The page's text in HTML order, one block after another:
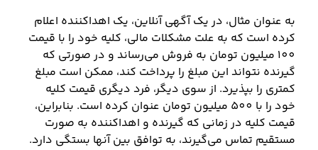
به عنوان مثال، در یک آگهی آنلاین، یک اهداکننده اعلام
کرده است که به علت مشکلات مالی، کلیه خود را با قیمت
100 میلیون تومان به فروش می‌رساند و در صورتی که
گیرنده نتواند این مبلغ را پرداخت کند، ممکن است مبلغ
کمتری را بپذیرد. از سوی دیگر، فرد دیگری قیمت کلیه
خود را با 500 میلیون تومان عنوان کرده است. بنابراین،
قیمت کلیه در زمانی که گیرنده و اهداکننده به صورت
مستقیم تماس می‌گیرند، به توافق بین آنها بستگی دارد.